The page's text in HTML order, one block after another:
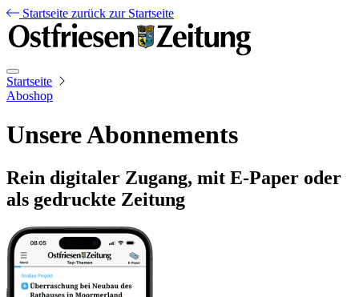
Startseite zurück zur Startseite
Startseite
Aboshop
Unsere Abonnements
Rein digitaler Zugang, mit E-Paper oder
als gedruckte Zeitung